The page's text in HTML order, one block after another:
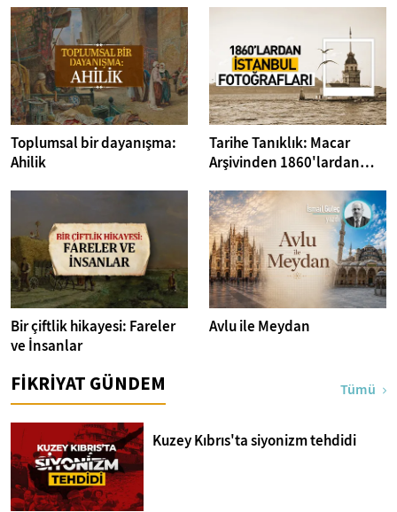
Toplumsal bir dayanışma:
Ahilik
Tarihe Tanıklık: Macar
Arşivinden 1860'lardan
Bir çiftlik hikayesi: Fareler
ve İnsanlar
Avlu ile Meydan
FİKRİYAT GÜNDEM Tümü
Kuzey Kıbrıs'ta siyonizm tehdidi